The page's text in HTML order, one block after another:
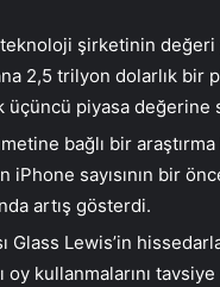
şirketinin
2,5 trilyon dolarlık bir
üçüncü piyasa
bağlı bir
iPhone sayısının bir
artış gösterdi.
Glass Lewis’in
oy kullanmalarını